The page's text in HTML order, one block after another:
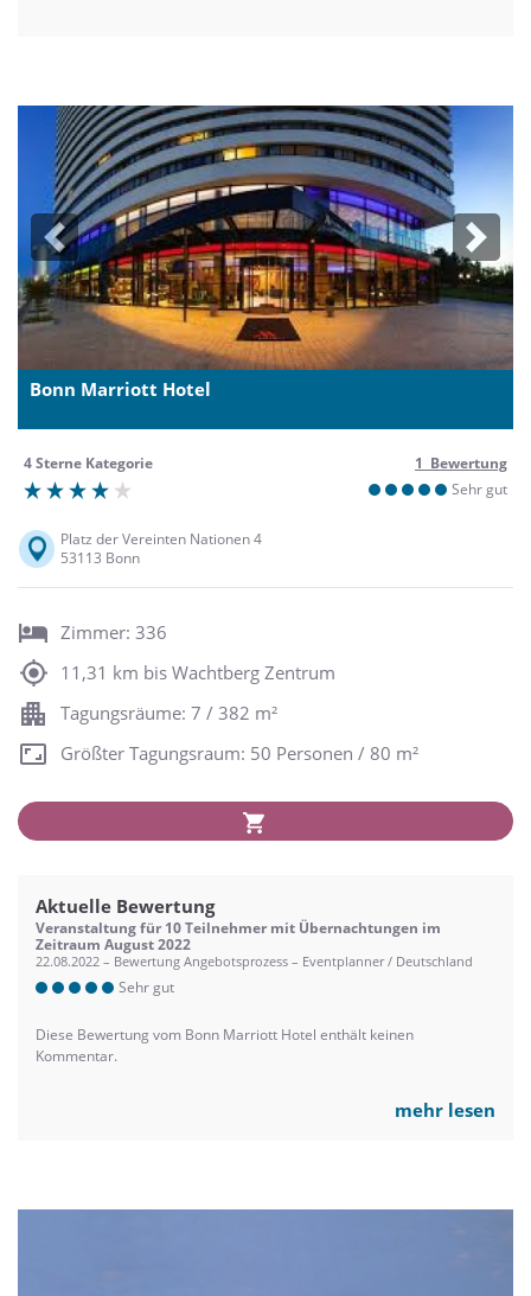
Previous Next
Bonn Marriott Hotel
4 Sterne Kategorie
1 Bewertung
Sehr gut
Platz der Vereinten Nationen 4
53113 Bonn
Zimmer: 336
11,31 km bis Wachtberg Zentrum
Tagungsräume: 7 / 382 m²
Größter Tagungsraum: 50 Personen / 80 m²
Aktuelle Bewertung
Veranstaltung für 10 Teilnehmer mit Übernachtungen im
Zeitraum August 2022
22.08.2022 – Bewertung Angebotsprozess – Eventplanner / Deutschland
Sehr gut
Diese Bewertung vom Bonn Marriott Hotel enthält keinen
Kommentar.
mehr lesen